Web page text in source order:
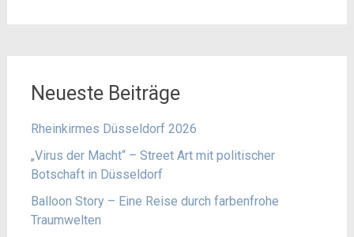
Neueste Beiträge
Rheinkirmes Düsseldorf 2026
„Virus der Macht“ – Street Art mit politischer
Botschaft in Düsseldorf
Balloon Story – Eine Reise durch farbenfrohe
Traumwelten